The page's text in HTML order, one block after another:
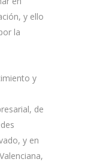
y ello
la
y
de
y en